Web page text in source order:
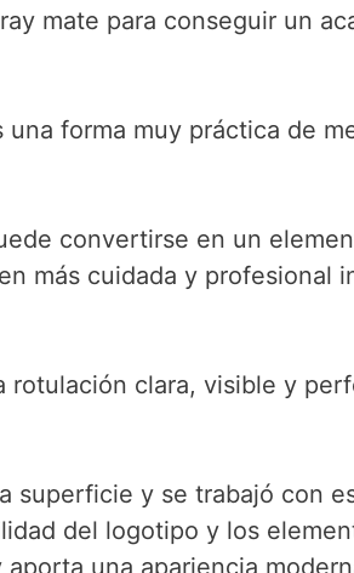
mate para conseguir un
forma muy práctica de
convertirse en un
más cuidada y profesional
clara, visible y
superficie y se trabajó con
del logotipo y los
una apariencia